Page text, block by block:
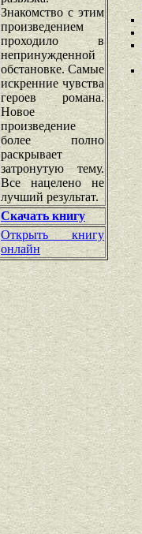
Знакомство с этим
произведением
проходило в
непринужденной
обстановке. Самые
искренние чувства
героев романа.
Новое
произведение
более полно
раскрывает
затронутую тему.
Все нацелено не
лучший результат.
Скачать книгу
Открыть книгу
онлайн